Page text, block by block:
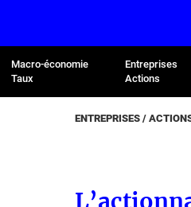
Macro-économie
Taux
Entreprises
Actions
ENTREPRISES /